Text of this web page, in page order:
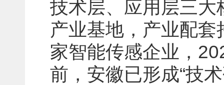
技术层、应用层三
产业基地，产业配套
家智能传感企业，
前，安徽已形成“技